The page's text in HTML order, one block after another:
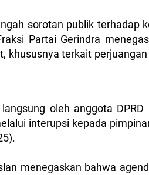
sorotan publik terhadap
Partai Gerindra
khususnya terkait
oleh anggota
interupsi kepada
menegaskan bahwa